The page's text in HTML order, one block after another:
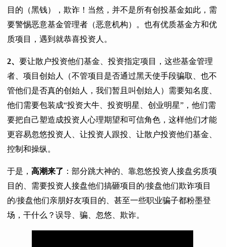
目的（黑钱），欺诈！当然，并不是所有创投基金如此，需
要警惕恶意基金管理者（恶意机构）。也有优质基金方和优
质项目，遇到就恭喜投资人。
2、 要让散户投资他们基金、投资指定项目，这些基金管理
者、项目创始人（不管项目是否通过黑天使手段骗取、也不
管他们是否真的创始人，我们暂且叫创始人）需要知名度、
他们需要包装成“投资大牛、投资明星、创业明星”，他们需
要把自己塑造成投资人心理期望和可信角色，这样他们才能
更容易忽悠投资人、让投资人跟投、让散户投资他们基金、
控制和操纵。
于是， 高潮来了 ：部分跳大神的、靠忽悠投资人接盘劣质项
目的、需要投资人接盘他们搞砸项目的/接盘他们欺诈项目
的/接盘他们亲朋好友项目的、甚至一些职业骗子都粉墨登
场，干什么？误导、骗、忽悠、欺诈。